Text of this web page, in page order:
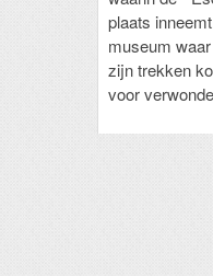
plaats
museum
zijn trekken
voor